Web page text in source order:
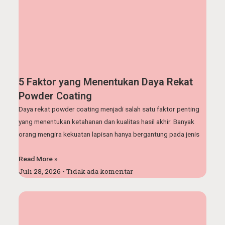
5 Faktor yang Menentukan Daya Rekat
Powder Coating
Daya rekat powder coating menjadi salah satu faktor penting
yang menentukan ketahanan dan kualitas hasil akhir. Banyak
orang mengira kekuatan lapisan hanya bergantung pada jenis
Read More »
Juli 28, 2026 Tidak ada komentar